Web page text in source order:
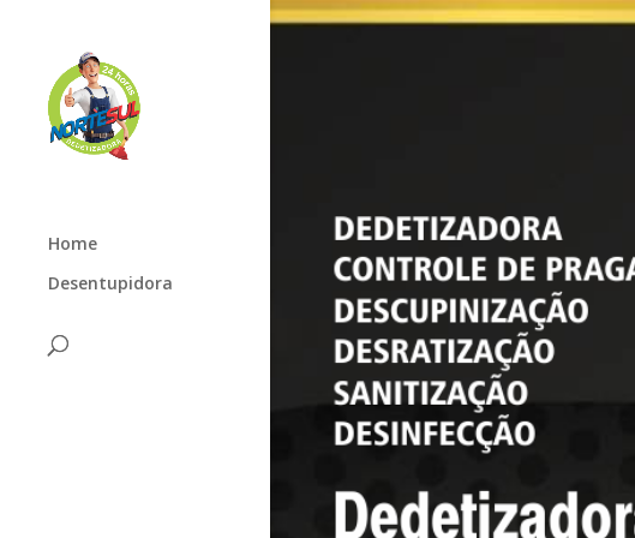
Home
Desentupidora